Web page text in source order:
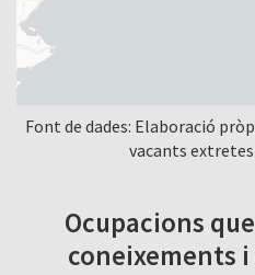
Font de dades: Elaboració
vacants
Ocupacions
coneixements